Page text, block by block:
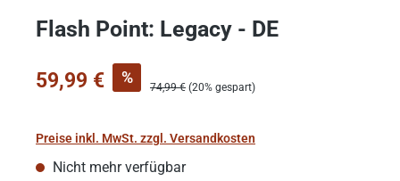
Flash Point: Legacy - DE
Verkaufspreis:
59,99 € %
Regulärer Preis:
74,99 € (20% gespart)
Preise inkl. MwSt. zzgl. Versandkosten
Nicht mehr verfügbar